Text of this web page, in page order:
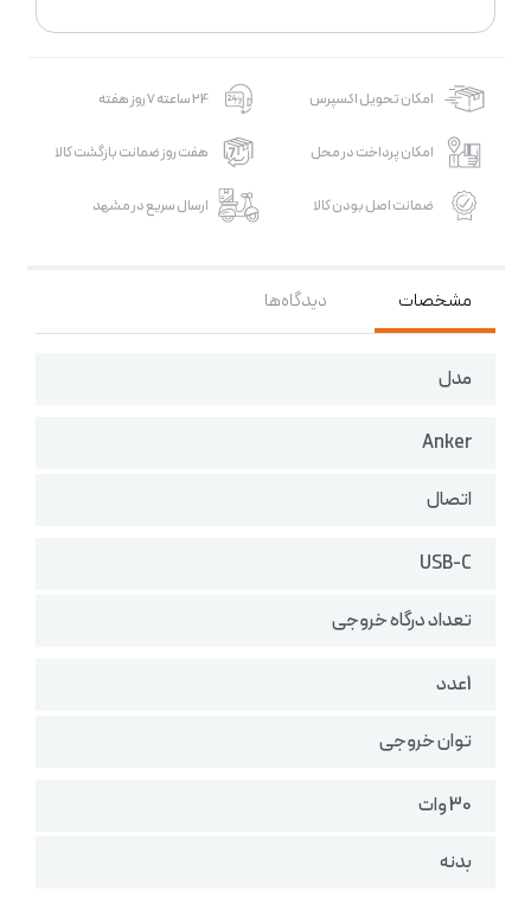
امکان تحویل اکسپرس 24 ساعته 7 روز هفته
امکان پرداخت در محل هفت روز ضمانت بازگشت کالا
ضمانت اصل بودن کالا ارسال سریع در مشهد
مشخصات دیدگاه‌ها
مدل
Anker
اتصال
USB-C
تعداد درگاه خروجی
1عدد
توان خروجی
30 وات
بدنه